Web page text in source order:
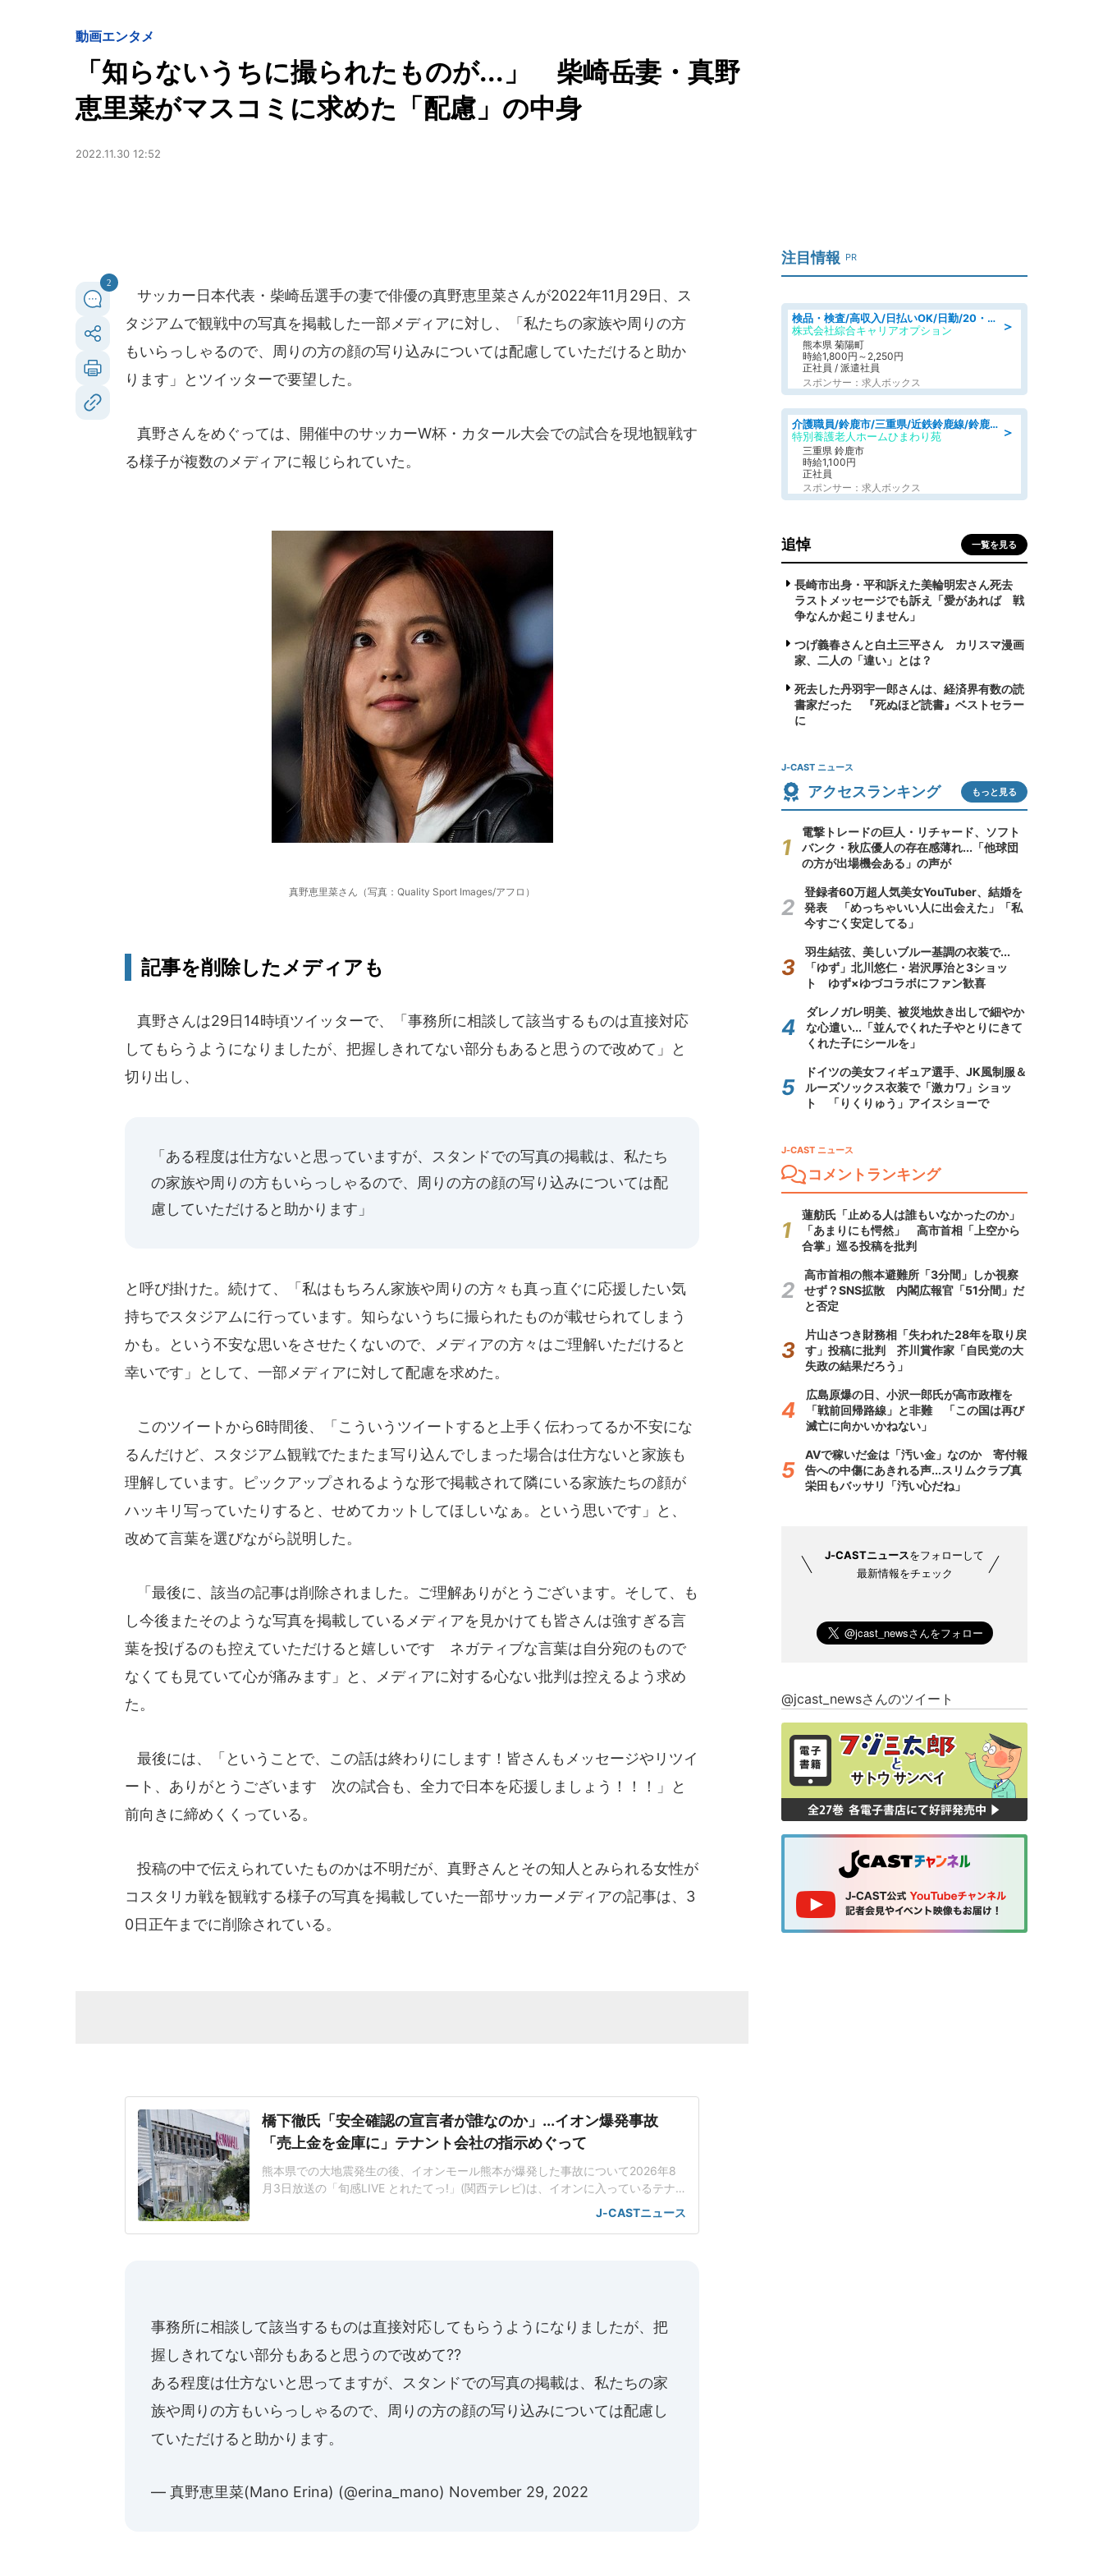
動画エンタメ
「知らないうちに撮られたものが...」 柴崎岳妻・真野
恵里菜がマスコミに求めた「配慮」の中身
2022.11.30 12:52
2
サッカー日本代表・柴崎岳選手の妻で俳優の真野恵里菜さんが2022年11月29日、ス
タジアムで観戦中の写真を掲載した一部メディアに対し、「私たちの家族や周りの方
もいらっしゃるので、周りの方の顔の写り込みについては配慮していただけると助か
ります」とツイッターで要望した。
真野さんをめぐっては、開催中のサッカーW杯・カタール大会での試合を現地観戦す
る様子が複数のメディアに報じられていた。
真野恵里菜さん（写真：Quality Sport Images/アフロ）
記事を削除したメディアも
真野さんは29日14時頃ツイッターで、「事務所に相談して該当するものは直接対応
してもらうようになりましたが、把握しきれてない部分もあると思うので改めて」と
切り出し、
「ある程度は仕方ないと思っていますが、スタンドでの写真の掲載は、私たち
の家族や周りの方もいらっしゃるので、周りの方の顔の写り込みについては配
慮していただけると助かります」
と呼び掛けた。続けて、「私はもちろん家族や周りの方々も真っ直ぐに応援したい気
持ちでスタジアムに行っています。知らないうちに撮られたものが載せられてしまう
かも。という不安な思いをさせたくないので、メディアの方々はご理解いただけると
幸いです」として、一部メディアに対して配慮を求めた。
このツイートから6時間後、「こういうツイートすると上手く伝わってるか不安にな
るんだけど、スタジアム観戦でたまたま写り込んでしまった場合は仕方ないと家族も
理解しています。ピックアップされるような形で掲載されて隣にいる家族たちの顔が
ハッキリ写っていたりすると、せめてカットしてほしいなぁ。という思いです」と、
改めて言葉を選びながら説明した。
「最後に、該当の記事は削除されました。ご理解ありがとうございます。そして、も
し今後またそのような写真を掲載しているメディアを見かけても皆さんは強すぎる言
葉を投げるのも控えていただけると嬉しいです ネガティブな言葉は自分宛のもので
なくても見ていて心が痛みます」と、メディアに対する心ない批判は控えるよう求め
た。
最後には、「ということで、この話は終わりにします！皆さんもメッセージやリツイ
ート、ありがとうございます 次の試合も、全力で日本を応援しましょう！！！」と
前向きに締めくくっている。
投稿の中で伝えられていたものかは不明だが、真野さんとその知人とみられる女性が
コスタリカ戦を観戦する様子の写真を掲載していた一部サッカーメディアの記事は、3
0日正午までに削除されている。
橋下徹氏「安全確認の宣言者が誰なのか」...イオン爆発事故
「売上金を金庫に」テナント会社の指示めぐって
熊本県での大地震発生の後、イオンモール熊本が爆発した事故について2026年8
月3日放送の「旬感LIVE とれたてっ!」(関西テレビ)は、イオンに入っているテナ
ント会社の幹部が避難した従業員2人に売上金を金庫に入れるように指示したこと
で爆発事故の犠牲になったことを取り上げた。店内に戻った5分後に爆破が起きた
J-CASTニュース
事務所に相談して該当するものは直接対応してもらうようになりましたが、把
握しきれてない部分もあると思うので改めて??
ある程度は仕方ないと思ってますが、スタンドでの写真の掲載は、私たちの家
族や周りの方もいらっしゃるので、周りの方の顔の写り込みについては配慮し
ていただけると助かります。
— 真野恵里菜(Mano Erina) (@erina_mano) November 29, 2022
注目情報 PR
＞
検品・検査/高収入/日払いOK/日勤/20・30・40代活躍中/製造 工場
株式会社綜合キャリアオプション
熊本県 菊陽町
時給1,800円～2,250円
正社員 / 派遣社員
スポンサー：求人ボックス
＞
介護職員/鈴鹿市/三重県/近鉄鈴鹿線/鈴鹿市駅
特別養護老人ホームひまわり苑
三重県 鈴鹿市
時給1,100円
正社員
スポンサー：求人ボックス
追悼 一覧を見る
長崎市出身・平和訴えた美輪明宏さん死去
ラストメッセージでも訴え「愛があれば 戦
争なんか起こりません」
つげ義春さんと白土三平さん カリスマ漫画
家、二人の「違い」とは？
死去した丹羽宇一郎さんは、経済界有数の読
書家だった 『死ぬほど読書』ベストセラー
に
J-CAST ニュース
アクセスランキング もっと見る
電撃トレードの巨人・リチャード、ソフト
バンク・秋広優人の存在感薄れ...「他球団
の方が出場機会ある」の声が
登録者60万超人気美女YouTuber、結婚を
発表 「めっちゃいい人に出会えた」「私
今すごく安定してる」
羽生結弦、美しいブルー基調の衣装で...
「ゆず」北川悠仁・岩沢厚治と3ショッ
ト ゆず×ゆづコラボにファン歓喜
ダレノガレ明美、被災地炊き出しで細やか
な心遣い...「並んでくれた子やとりにきて
くれた子にシールを」
ドイツの美女フィギュア選手、JK風制服＆
ルーズソックス衣装で「激カワ」ショッ
ト 「りくりゅう」アイスショーで
J-CAST ニュース
コメントランキング
蓮舫氏「止める人は誰もいなかったのか」
「あまりにも愕然」 高市首相「上空から
合掌」巡る投稿を批判
高市首相の熊本避難所「3分間」しか視察
せず？SNS拡散 内閣広報官「51分間」だ
と否定
片山さつき財務相「失われた28年を取り戻
す」投稿に批判 芥川賞作家「自民党の大
失政の結果だろう」
広島原爆の日、小沢一郎氏が高市政権を
「戦前回帰路線」と非難 「この国は再び
滅亡に向かいかねない」
AVで稼いだ金は「汚い金」なのか 寄付報
告への中傷にあきれる声...スリムクラブ真
栄田もバッサリ「汚い心だね」
J-CASTニュースをフォローして
最新情報をチェック
@jcast_newsさんのツイート